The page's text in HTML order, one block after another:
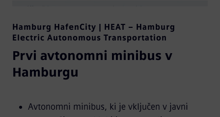
Hamburg HafenCity | HEAT – Hamburg
Electric Autonomous Transportation
Prvi avtonomni minibus v
Hamburgu
Avtonomni minibus, ki je vključen v javni